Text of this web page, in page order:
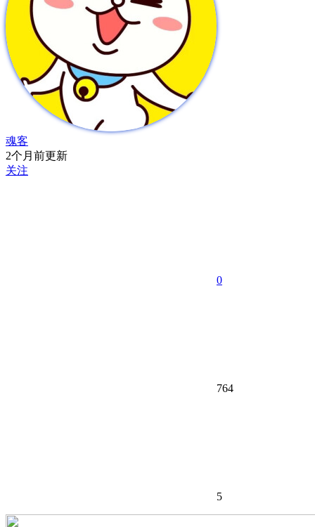
魂客
2个月前更新
关注
0
764
5